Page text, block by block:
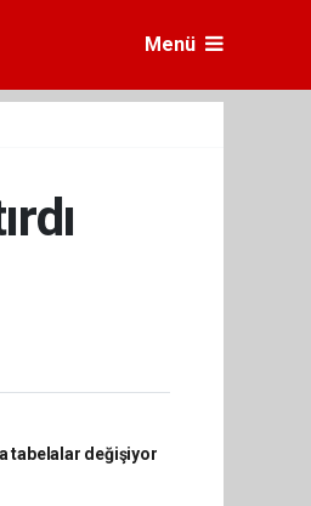
Menü
tabelalar değişiyor